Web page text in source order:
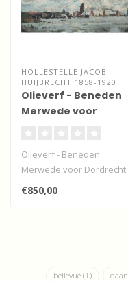
HOLLESTELLE JACOB
HUIJBRECHT 1858-1920
Olieverf - Beneden
Merwede voor
Olieverf - Beneden
Merwede voor Dordrecht.
Ongesigneerd. Vooralsnog
toegeschreve..
€850,00
bellevue (1) daan